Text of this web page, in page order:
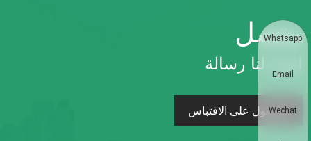
متصل
اترك لنا رسالة
الحصول على الاقتباس
Whatsapp
Email
Wechat